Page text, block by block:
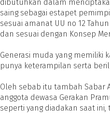
dibutuhkan dalam
saing sebagai estapet
sesuai amanat UU no 12
dan sesuai dengan Konsep
Generasi muda yang memiliki
punya keterampilan serta
Oleh sebab itu tambah Sabar
anggota dewasa Gerakan
seperti yang diadakan saat ini,